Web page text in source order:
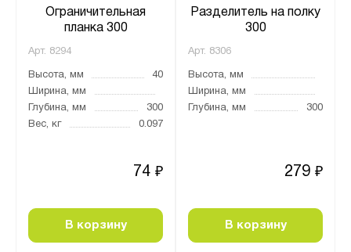
Ограничительная
планка 300
Арт. 8294
Высота, мм
40
Ширина, мм
Глубина, мм
300
Вес, кг
0.097
74 ₽
В корзину
Разделитель на полку
300
Арт. 8306
Высота, мм
Ширина, мм
Глубина, мм
300
279 ₽
В корзину